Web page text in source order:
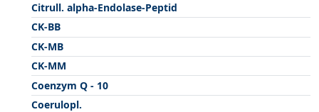
Citrull. alpha-Endolase-Peptid
CK-BB
CK-MB
CK-MM
Coenzym Q - 10
Coerulopl.